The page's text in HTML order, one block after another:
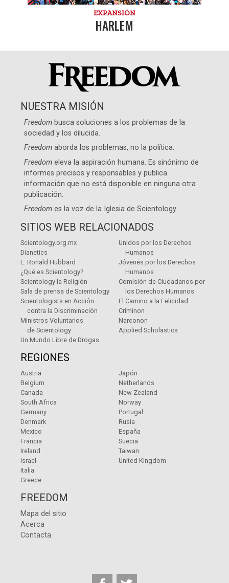
EXPANSIÓN
HARLEM
NUESTRA MISIÓN
Freedom busca soluciones a los problemas de la
sociedad y los dilucida.
Freedom aborda los problemas, no la política.
Freedom eleva la aspiración humana. Es sinónimo de
informes precisos y responsables y publica
información que no está disponible en ninguna otra
publicación.
Freedom es la voz de la Iglesia de Scientology.
SITIOS WEB RELACIONADOS
Scientology.org.mx
Dianetics
L. Ronald Hubbard
¿Qué es Scientology?
Scientology la Religión
Sala de prensa de Scientology
Scientologists en Acción
contra la Discriminación
Ministros Voluntarios
de Scientology
Un Mundo Libre de Drogas
Unidos por los Derechos
Humanos
Jóvenes por los Derechos
Humanos
Comisión de Ciudadanos por
los Derechos Humanos
El Camino a la Felicidad
Criminon
Narconon
Applied Scholastics
REGIONES
Austria
Belgium
Canada
South Africa
Germany
Denmark
Mexico
Francia
Ireland
Israel
Italia
Greece
Japón
Netherlands
New Zealand
Norway
Portugal
Rusia
España
Suecia
Taiwan
United Kingdom
FREEDOM
Mapa del sitio
Acerca
Contacta